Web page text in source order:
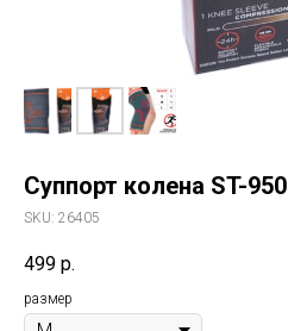
Суппорт колена ST-950
SKU: 26405
499 р.
размер